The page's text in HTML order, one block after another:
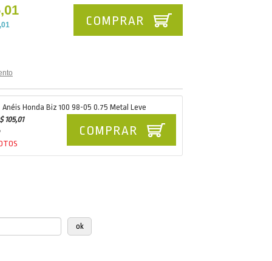
Anéis Honda Biz 100 98-05 0.75 Metal Leve
105,01
COMPRAR
COMPRAR